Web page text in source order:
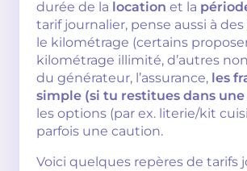
durée de la location et la
tarif journalier, pense aussi à
le kilométrage (certains
kilométrage illimité, d’autres
du générateur, l’assurance, les
simple (si tu restitues dans
les options (par ex. literie/kit
parfois une caution.
Voici quelques repères de tarifs